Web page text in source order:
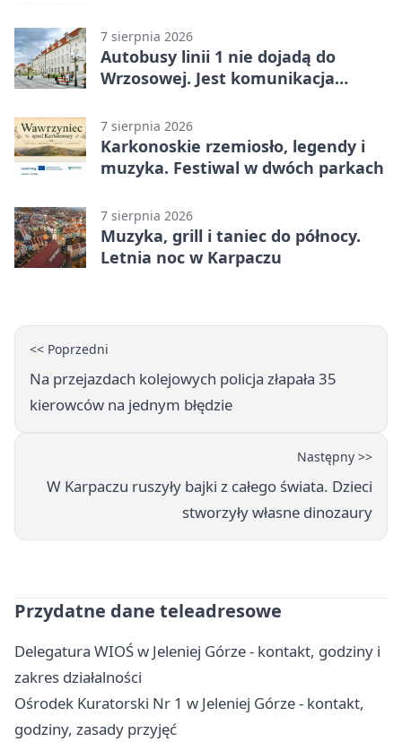
7 sierpnia 2026
Autobusy linii 1 nie dojadą do
Wrzosowej. Jest komunikacja
7 sierpnia 2026
Karkonoskie rzemiosło, legendy i
muzyka. Festiwal w dwóch parkach
7 sierpnia 2026
Muzyka, grill i taniec do północy.
Letnia noc w Karpaczu
<< Poprzedni
Na przejazdach kolejowych policja złapała 35
kierowców na jednym błędzie
Następny >>
W Karpaczu ruszyły bajki z całego świata. Dzieci
stworzyły własne dinozaury
Przydatne dane teleadresowe
Delegatura WIOŚ w Jeleniej Górze - kontakt, godziny i
zakres działalności
Ośrodek Kuratorski Nr 1 w Jeleniej Górze - kontakt,
godziny, zasady przyjęć